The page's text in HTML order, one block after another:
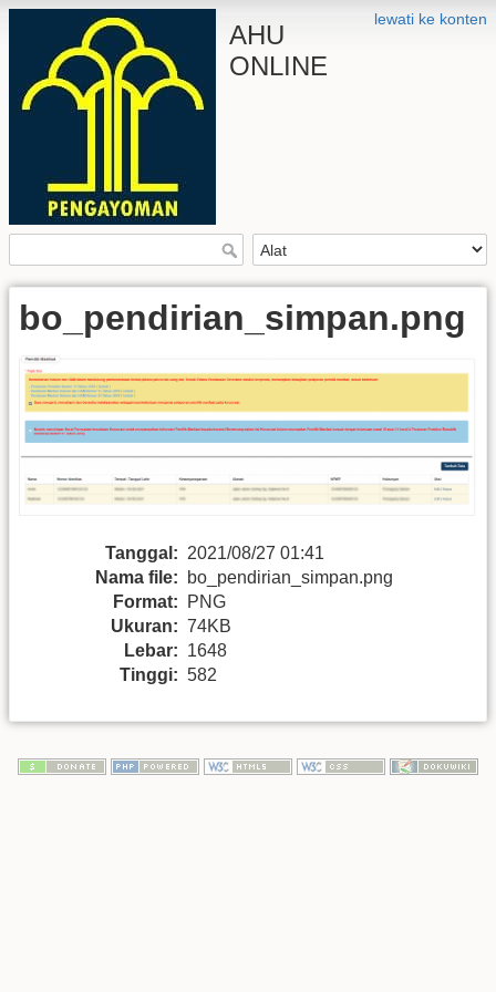
lewati ke konten
AHU
ONLINE
bo_pendirian_simpan.png
Tanggal: 2021/08/27 01:41
Nama file:
bo_pendirian_simpan.png
Format:
PNG
Ukuran: 74KB
Lebar: 1648
Tinggi: 582